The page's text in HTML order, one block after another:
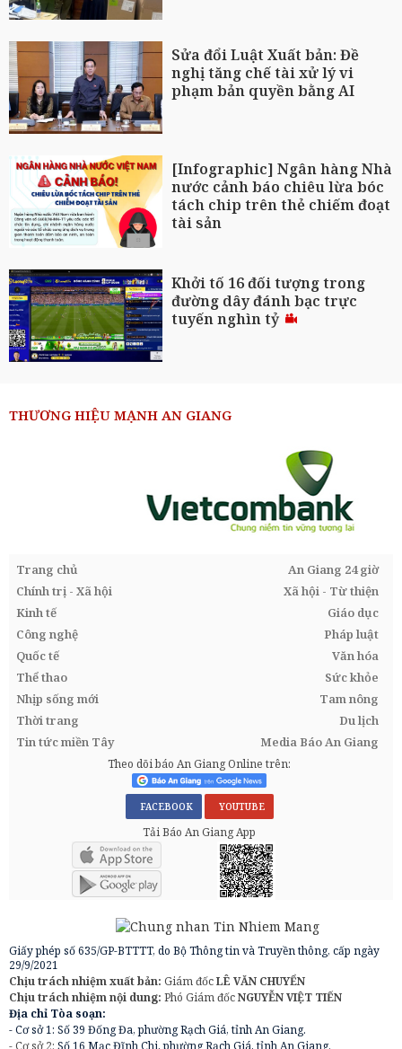
Sửa đổi Luật Xuất bản: Đề
nghị tăng chế tài xử lý vi
phạm bản quyền bằng AI
[Infographic] Ngân hàng Nhà
nước cảnh báo chiêu lừa bóc
tách chip trên thẻ chiếm đoạt
tài sản
Khởi tố 16 đối tượng trong
đường dây đánh bạc trực
tuyến nghìn tỷ
THƯƠNG HIỆU MẠNH AN GIANG
Trang chủ
An Giang 24 giờ
Chính trị - Xã hội
Xã hội - Từ thiện
Kinh tế
Giáo dục
Công nghệ
Pháp luật
Quốc tế
Văn hóa
Thể thao
Sức khỏe
Nhịp sống mới
Tam nông
Thời trang
Du lịch
Tin tức miền Tây
Media Báo An Giang
Theo dõi báo An Giang Online trên:
FACEBOOK YOUTUBE
Tải Báo An Giang App
Giấy phép số 635/GP-BTTTT, do Bộ Thông tin và Truyền thông, cấp ngày
29/9/2021
Chịu trách nhiệm xuất bản: Giám đốcLÊ VĂN CHUYỂN
Chịu trách nhiệm nội dung: Phó Giám đốcNGUYỄN VIỆT TIẾN
Địa chỉ Tòa soạn:
- Cơ sở 1: Số 39 Đống Đa, phường Rạch Giá, tỉnh An Giang.